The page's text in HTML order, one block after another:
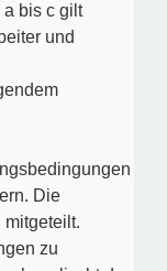
a bis c gilt
und
Die
zu